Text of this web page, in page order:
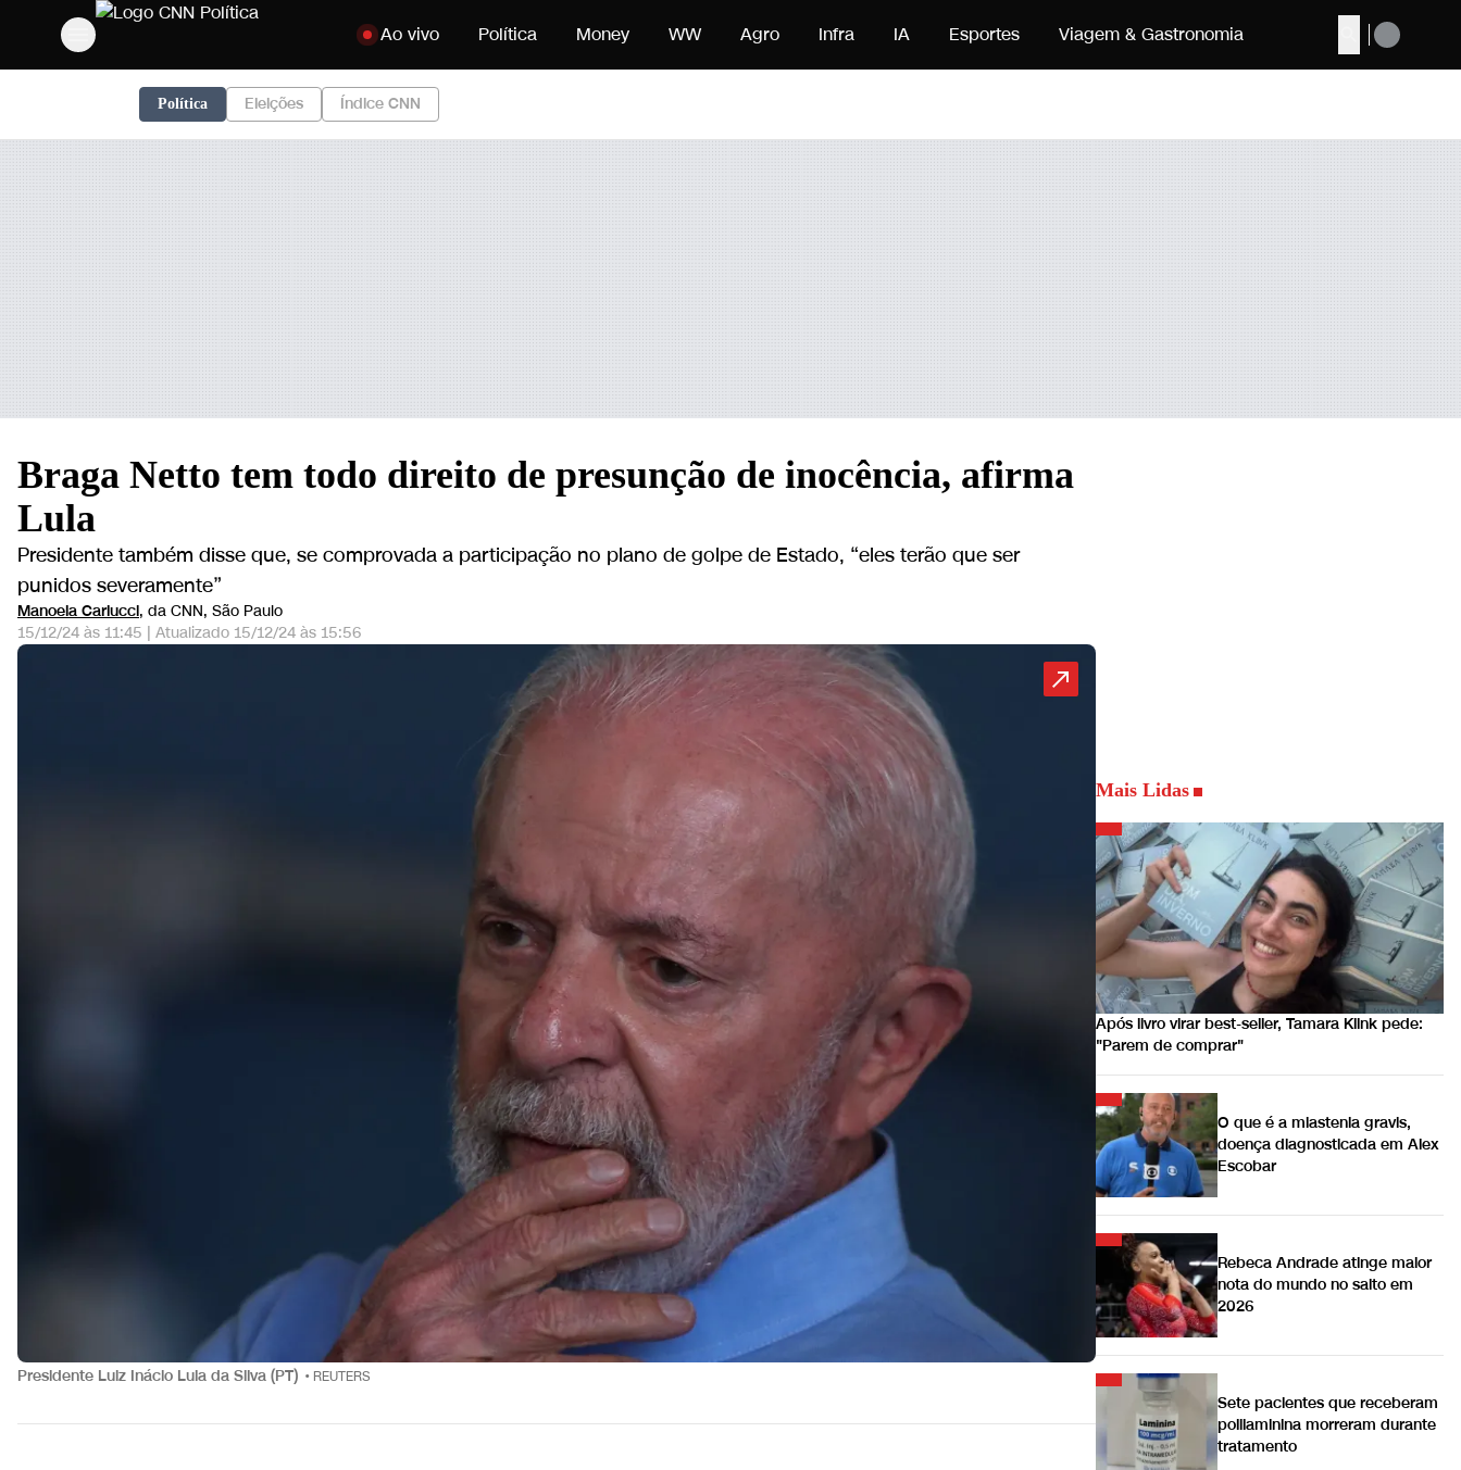
Buscar
Pular para o conteúdo
Ao vivo Política Money WW Agro Infra IA Esportes Viagem & Gastronomia
Política Eleições Índice CNN
Braga Netto tem todo direito de presunção de inocência, afirma
Lula
Presidente também disse que, se comprovada a participação no plano de golpe de Estado, “eles terão que ser
punidos severamente”
Manoela Carlucci, da CNN, São Paulo
15/12/24 às 11:45 | Atualizado 15/12/24 às 15:56
Presidente Luiz Inácio Lula da Silva (PT) • REUTERS
Mais Lidas
Após livro virar best-seller, Tamara Klink pede:
"Parem de comprar"
O que é a miastenia gravis,
doença diagnosticada em Alex
Escobar
Rebeca Andrade atinge maior
nota do mundo no salto em
2026
Sete pacientes que receberam
polilaminina morreram durante
tratamento